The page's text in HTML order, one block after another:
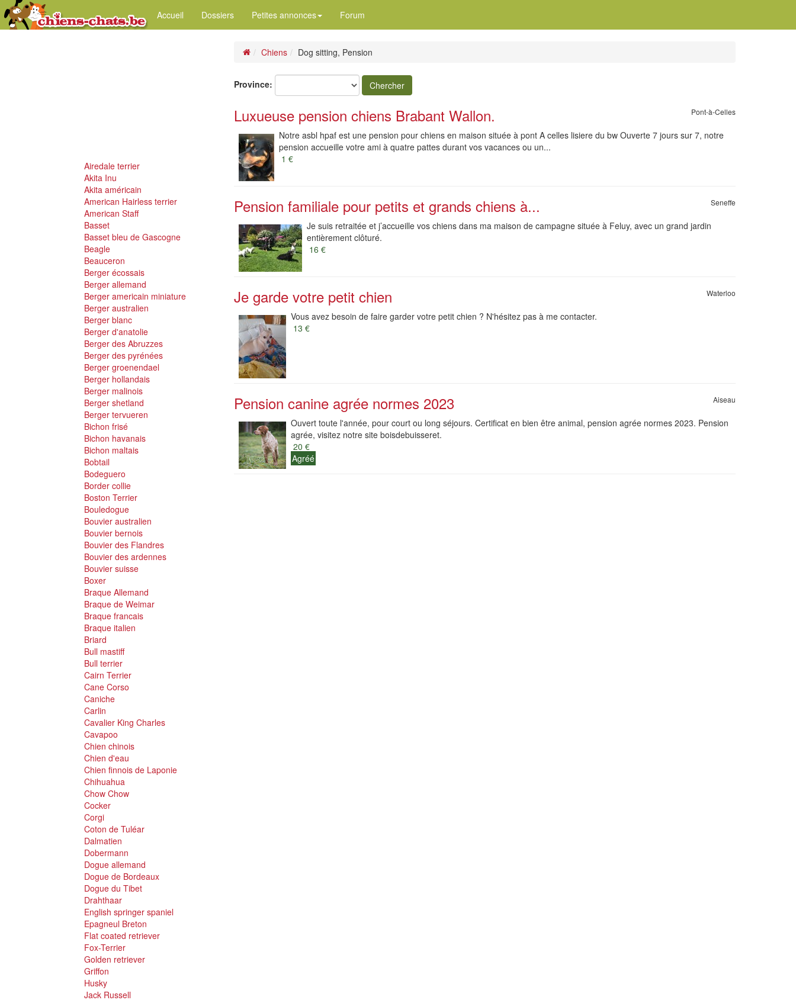
Accueil Dossiers Petites annonces Forum
Airedale terrier
Akita Inu
Akita américain
American Hairless terrier
American Staff
Basset
Basset bleu de Gascogne
Beagle
Beauceron
Berger écossais
Berger allemand
Berger americain miniature
Berger australien
Berger blanc
Berger d'anatolie
Berger des Abruzzes
Berger des pyrénées
Berger groenendael
Berger hollandais
Berger malinois
Berger shetland
Berger tervueren
Bichon frisé
Bichon havanais
Bichon maltais
Bobtail
Bodeguero
Border collie
Boston Terrier
Bouledogue
Bouvier australien
Bouvier bernois
Bouvier des Flandres
Bouvier des ardennes
Bouvier suisse
Boxer
Braque Allemand
Braque de Weimar
Braque francais
Braque italien
Briard
Bull mastiff
Bull terrier
Cairn Terrier
Cane Corso
Caniche
Carlin
Cavalier King Charles
Cavapoo
Chien chinois
Chien d'eau
Chien finnois de Laponie
Chihuahua
Chow Chow
Cocker
Corgi
Coton de Tuléar
Dalmatien
Dobermann
Dogue allemand
Dogue de Bordeaux
Dogue du Tibet
Drahthaar
English springer spaniel
Epagneul Breton
Flat coated retriever
Fox-Terrier
Golden retriever
Griffon
Husky
Jack Russell
Chiens Dog sitting, Pension
Province: Chercher
Luxueuse pension chiens Brabant Wallon. Pont-à-Celles
Notre asbl hpaf est une pension pour chiens en maison située à pont A celles lisiere du bw Ouverte 7 jours sur 7, notre
pension accueille votre ami à quatre pattes durant vos vacances ou un...
1 €
Pension familiale pour petits et grands chiens à... Seneffe
Je suis retraitée et j’accueille vos chiens dans ma maison de campagne située à Feluy, avec un grand jardin
entièrement clôturé.
16 €
Je garde votre petit chien Waterloo
Vous avez besoin de faire garder votre petit chien ? N'hésitez pas à me contacter.
13 €
Pension canine agrée normes 2023 Aiseau
Ouvert toute l'année, pour court ou long séjours. Certificat en bien être animal, pension agrée normes 2023. Pension
agrée, visitez notre site boisdebuisseret.
20 €
Agréé